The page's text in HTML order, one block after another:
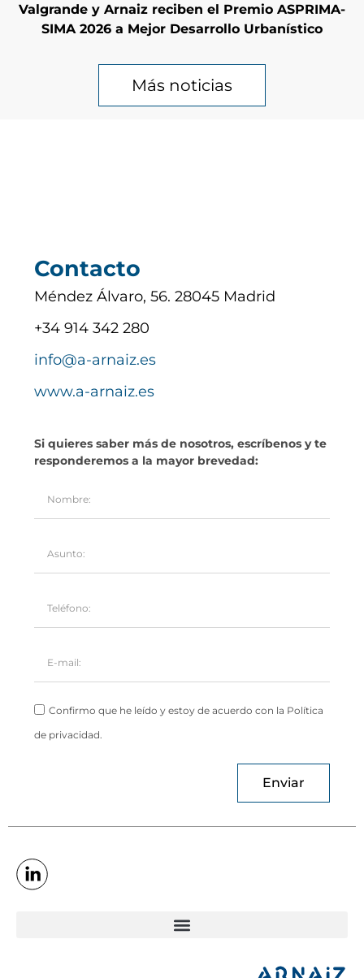
Valgrande y Arnaiz reciben el Premio ASPRIMA-
SIMA 2026 a Mejor Desarrollo Urbanístico
Más noticias
Contacto
Méndez Álvaro, 56. 28045 Madrid
+34 914 342 280
info@a-arnaiz.es
www.a-arnaiz.es
Si quieres saber más de nosotros, escríbenos y te
responderemos a la mayor brevedad:
Confirmo que he leído y estoy de acuerdo con la Política
de privacidad.
Enviar